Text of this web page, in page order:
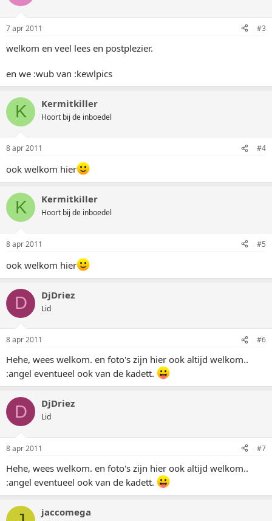
7 apr 2011 #3
welkom en veel lees en postplezier.
en we :wub van :kewlpics
K Kermitkiller
Hoort bij de inboedel
8 apr 2011 #4
ook welkom hier
K Kermitkiller
Hoort bij de inboedel
8 apr 2011 #5
ook welkom hier
D DjDriez
Lid
8 apr 2011 #6
Hehe, wees welkom. en foto's zijn hier ook altijd welkom..
:angel eventueel ook van de kadett.
D DjDriez
Lid
8 apr 2011 #7
Hehe, wees welkom. en foto's zijn hier ook altijd welkom..
:angel eventueel ook van de kadett.
jaccomega